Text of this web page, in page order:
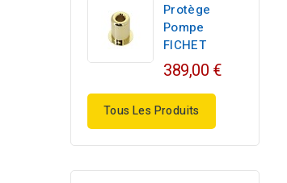
Protège
Pompe
FICHET
389,00 €
Tous Les Produits